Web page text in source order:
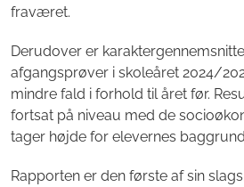
fraværet.
Derudover er
afgangsprøver i skoleåret 2024/
mindre fald i forhold til året før.
fortsat på niveau med de
tager højde for elevernes
Rapporten er den første af sin